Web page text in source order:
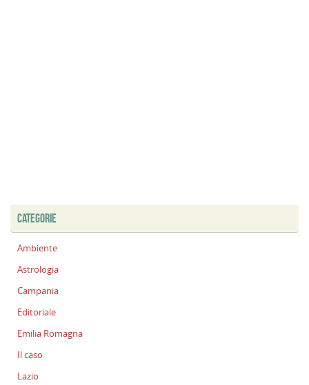
CATEGORIE
Ambiente
Astrologia
Campania
Editoriale
Emilia Romagna
Il caso
Lazio